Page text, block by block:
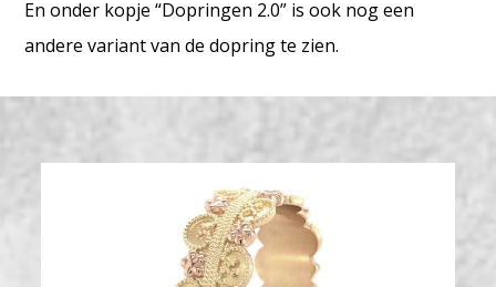
En onder kopje “Dopringen 2.0” is ook nog een
andere variant van de dopring te zien.